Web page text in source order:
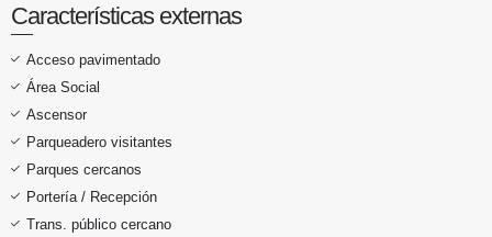
Características externas
Acceso pavimentado
Área Social
Ascensor
Parqueadero visitantes
Parques cercanos
Portería / Recepción
Trans. público cercano